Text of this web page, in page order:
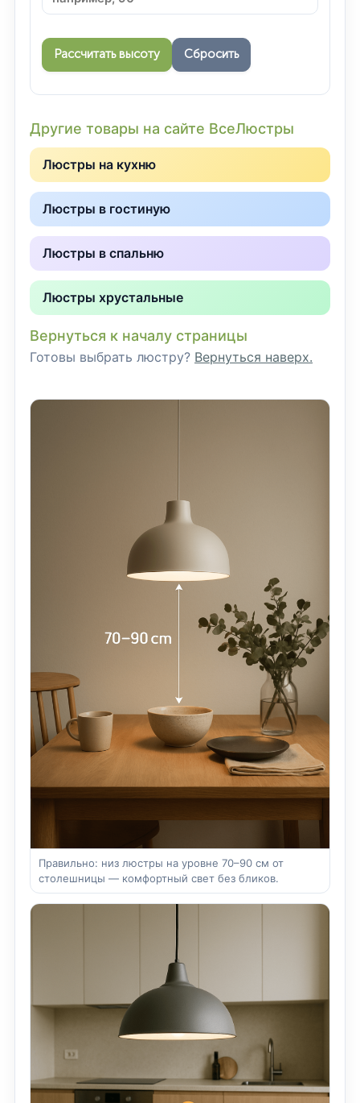
Рассчитать высоту Сбросить
Другие товары на сайте ВсеЛюстры
Люстры на кухню
Люстры в гостиную
Люстры в спальню
Люстры хрустальные
Вернуться к началу страницы
Готовы выбрать люстру? Вернуться наверх.
Правильно: низ люстры на уровне 70–90 см от
столешницы — комфортный свет без бликов.